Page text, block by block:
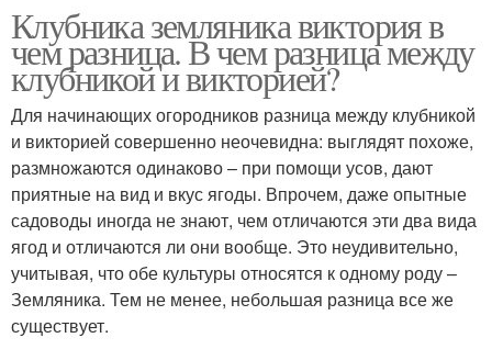
Клубника земляника виктория в
чем разница. В чем разница между
клубникой и викторией?
Для начинающих огородников разница между клубникой
и викторией совершенно неочевидна: выглядят похоже,
размножаются одинаково – при помощи усов, дают
приятные на вид и вкус ягоды. Впрочем, даже опытные
садоводы иногда не знают, чем отличаются эти два вида
ягод и отличаются ли они вообще. Это неудивительно,
учитывая, что обе культуры относятся к одному роду –
Земляника. Тем не менее, небольшая разница все же
существует.